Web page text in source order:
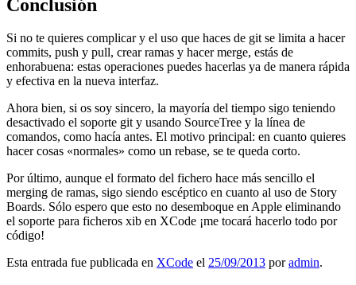
Conclusión
Si no te quieres complicar y el uso que haces de git se limita a hacer
commits, push y pull, crear ramas y hacer merge, estás de
enhorabuena: estas operaciones puedes hacerlas ya de manera rápida
y efectiva en la nueva interfaz.
Ahora bien, si os soy sincero, la mayoría del tiempo sigo teniendo
desactivado el soporte git y usando SourceTree y la línea de
comandos, como hacía antes. El motivo principal: en cuanto quieres
hacer cosas «normales» como un rebase, se te queda corto.
Por último, aunque el formato del fichero hace más sencillo el
merging de ramas, sigo siendo escéptico en cuanto al uso de Story
Boards. Sólo espero que esto no desemboque en Apple eliminando
el soporte para ficheros xib en XCode ¡me tocará hacerlo todo por
código!
Esta entrada fue publicada en XCode el 25/09/2013 poradmin.